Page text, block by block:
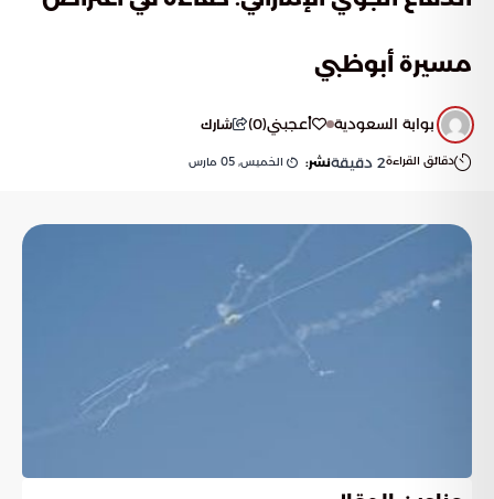
مسيرة أبوظبي
بوابة السعودية أعجبني(
0
) شارك
دقائق القراءة2 دقيقةنشر: الخميس, 05 مارس